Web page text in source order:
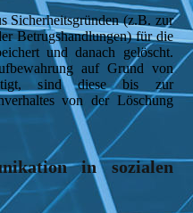
Sicherheitsgründen (z.B. zur
Betrugshandlungen) für die
und danach gelöscht.
auf Grund von
sind diese bis zur
von der Löschung
in sozialen